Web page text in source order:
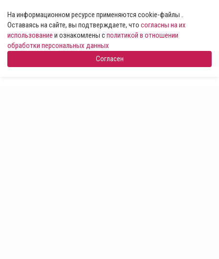
На информационном ресурсе применяются cookie-файлы .
Оставаясь на сайте, вы подтверждаете, что согласны на их
использование и ознакомлены сполитикой в отношении
обработки персональных данных
Согласен